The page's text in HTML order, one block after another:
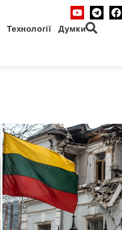
Технології Думки